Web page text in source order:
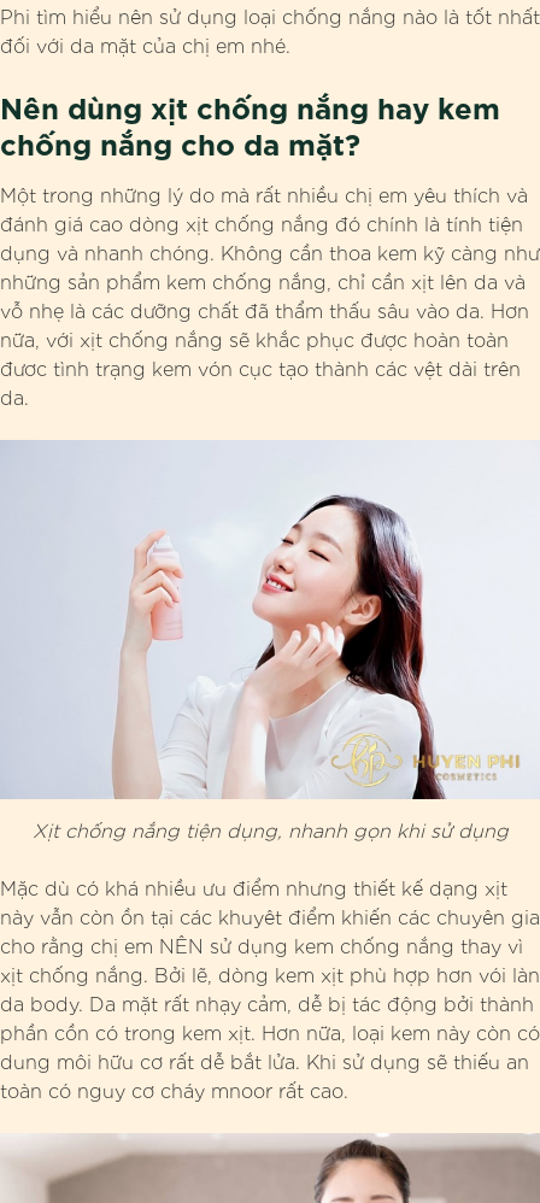
Phi tìm hiểu nên sử dụng loại chống nắng nào là tốt nhất
đối với da mặt của chị em nhé.
Nên dùng xịt chống nắng hay kem
chống nắng cho da mặt?
Một trong những lý do mà rất nhiều chị em yêu thích và
đánh giá cao dòng xịt chống nắng đó chính là tính tiện
dụng và nhanh chóng. Không cần thoa kem kỹ càng như
những sản phẩm kem chống nắng, chỉ cần xịt lên da và
vỗ nhẹ là các dưỡng chất đã thẩm thấu sâu vào da. Hơn
nữa, với xịt chống nắng sẽ khắc phục được hoàn toàn
đươc tình trạng kem vón cục tạo thành các vệt dài trên
da.
Xịt chống nắng tiện dụng, nhanh gọn khi sử dụng
Mặc dù có khá nhiều ưu điểm nhưng thiết kế dạng xịt
này vẫn còn ồn tại các khuyêt điểm khiến các chuyên gia
cho rằng chị em NÊN sử dụng kem chống nắng thay vì
xịt chống nắng. Bởi lẽ, dòng kem xịt phù hợp hơn vói làn
da body. Da mặt rất nhạy cảm, dễ bị tác động bởi thành
phần cồn có trong kem xịt. Hơn nữa, loại kem này còn có
dung môi hữu cơ rất dễ bắt lửa. Khi sử dụng sẽ thiếu an
toàn có nguy cơ cháy mnoor rất cao.